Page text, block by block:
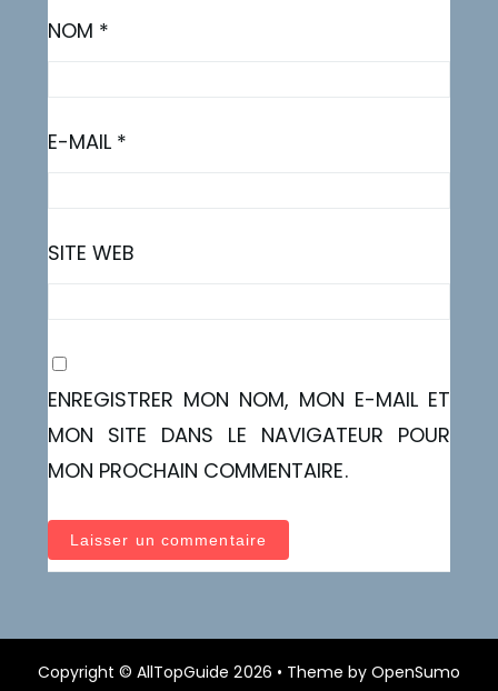
NOM *
E-MAIL *
SITE WEB
ENREGISTRER MON NOM, MON E-MAIL ET
MON SITE DANS LE NAVIGATEUR POUR
MON PROCHAIN COMMENTAIRE.
Copyright © AllTopGuide 2026 • Theme byOpenSumo